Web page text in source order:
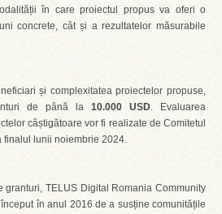
în care proiectul propus va oferi o
concrete, cât și a rezultatelor măsurabile
și complexitatea proiectelor propuse,
de până la 10.000 USD. Evaluarea
câștigătoare vor fi realizate de Comitetul
finalul lunii noiembrie 2024.
granturi, TELUS Digital Romania Community
în anul 2016 de a susține comunitățile